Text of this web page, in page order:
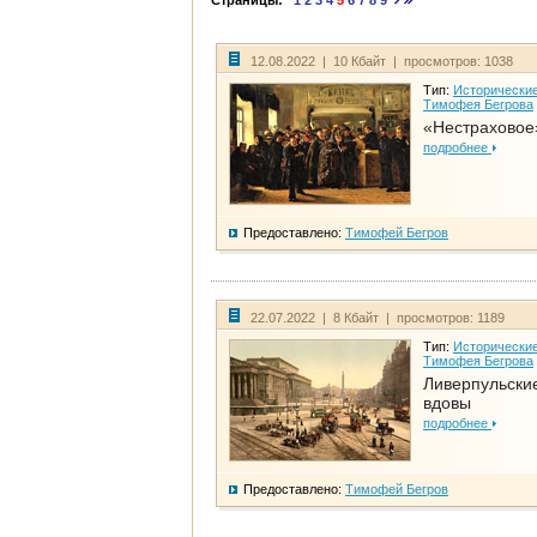
12.08.2022 | 10 Кбайт | просмотров: 1038
Тип:
Тимофея Бегрова
подробнее
Предоставлено: Тимофей Бегров
22.07.2022 | 8 Кбайт | просмотров: 1189
Тип:
Тимофея Бегрова
вдовы
подробнее
Предоставлено: Тимофей Бегров